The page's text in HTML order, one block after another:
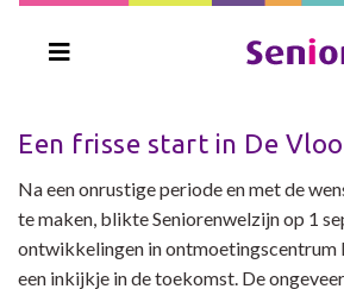
Een frisse start in De
Na een onrustige periode en met de
te maken, blikte Seniorenwelzijn op 1
ontwikkelingen in ontmoetingscentrum
een inkijkje in de toekomst. De